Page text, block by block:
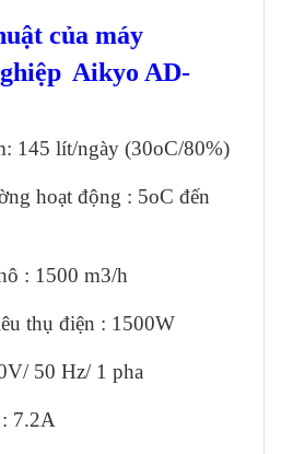
của máy
Aikyo AD-
145 lít/ngày (30oC/80%)
hoạt động : 5oC đến
: 1500 m3/h
thụ điện : 1500W
50 Hz/ 1 pha
7.2A